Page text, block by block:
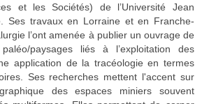
et les Sociétés) de l’Université Jean
Ses travaux en Lorraine et en Franche-
l’ont amenée à publier un ouvrage de
paysages liés à l’exploitation des
application de la tracéologie en termes
Ses recherches mettent l'accent sur
des espaces miniers souvent